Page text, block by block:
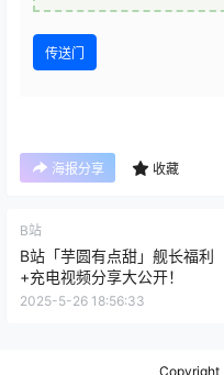
传送门
海报分享 收藏
B站
B站「芋圆有点甜」舰长福利
+充电视频分享大公开！
2025-5-26 18:56:33